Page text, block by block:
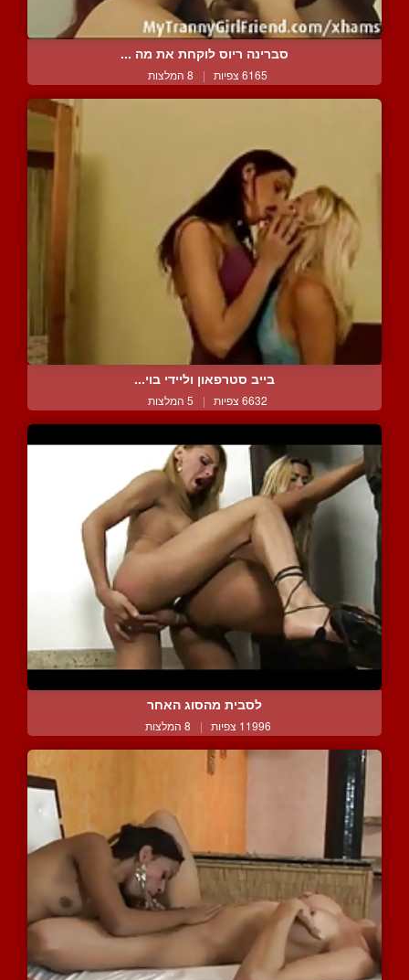
סברינה ריוס לוקחת את מה ...
6165 צפיות | 8 המלצות
בייב סטרפאון וליידי בוי...
6632 צפיות | 5 המלצות
לסבית מהסוג האחר
11996 צפיות | 8 המלצות